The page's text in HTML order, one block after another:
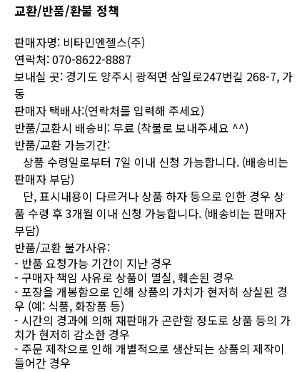
교환/반품/환불 정책
판매자명: 비타민엔젤스(주)
연락처: 070-8622-8887
보내실 곳: 경기도 양주시 광적면 삼일로247번길 268-7, 가
동
판매자 택배사:(연락처를 입력해 주세요)
반품/교환시 배송비: 무료 (착불로 보내주세요 ^^)
반품/교환 가능기간:
상품 수령일로부터 7일 이내 신청 가능합니다. (배송비는
판매자 부담)
단, 표시내용이 다르거나 상품 하자 등으로 인한 경우 상
품 수령 후 3개월 이내 신청 가능합니다. (배송비는 판매자
부담)
반품/교환 불가사유:
- 반품 요청가능 기간이 지난 경우
- 구매자 책임 사유로 상품이 멸실, 훼손된 경우
- 포장을 개봉함으로 인해 상품의 가치가 현저히 상실된 경
우 (예: 식품, 화장품 등)
- 시간의 경과에 의해 재판매가 곤란할 정도로 상품 등의 가
치가 현저히 감소한 경우
- 주문 제작으로 인해 개별적으로 생산되는 상품의 제작이
들어간 경우